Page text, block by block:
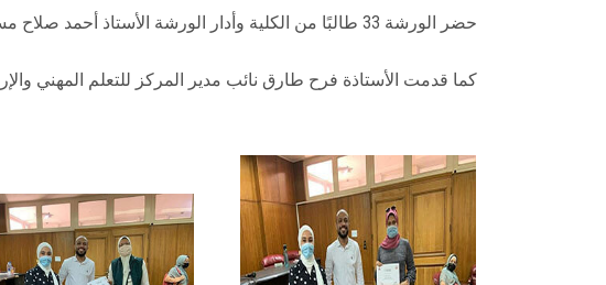
حضر الورشة 33 طالبًا من الكلية وأدار الورشة الأستاذ أحمد صلاح مسئول التدريب المهني بالمركز.
كما قدمت الأستاذة فرح طارق نائب مدير المركز للتعلم المهني